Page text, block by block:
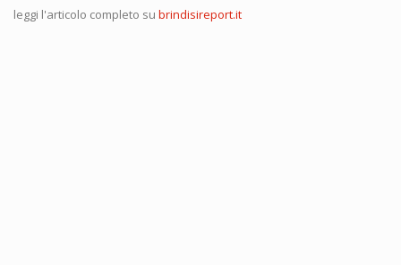
leggi l'articolo completo su brindisireport.it